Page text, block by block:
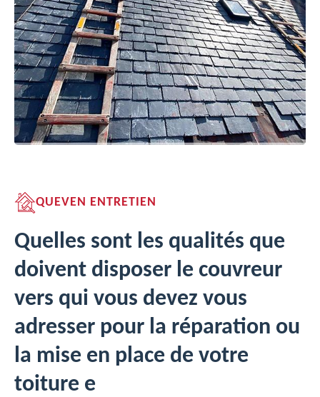
QUEVEN ENTRETIEN
Quelles sont les qualités que
doivent disposer le couvreur
vers qui vous devez vous
adresser pour la réparation ou
la mise en place de votre
toiture e